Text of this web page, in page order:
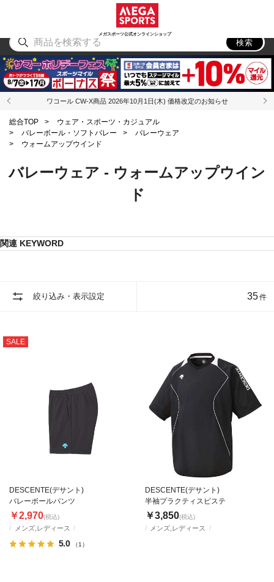
メガスポーツ公式オンラインショップ
アウトドア
検索
ワコール CW-X商品 2026年10月1日(木) 価格改定のお知らせ
総合TOP >
ウェア・スポーツ・カジュアル
>
バレーボール・ソフトバレー >
バレーウェア
>
ウォームアップウインド
バレーウェア - ウォームアップウイン
ド
関連 KEYWORD
絞り込み・表示設定 35件
SALE
メンズ,レディース
5.0 （1）
DESCENTE(デサント)
バレーボールパンツ
￥2,970(税込)
メンズ,レディース
DESCENTE(デサント)
半袖プラクティスピステ
￥3,850(税込)